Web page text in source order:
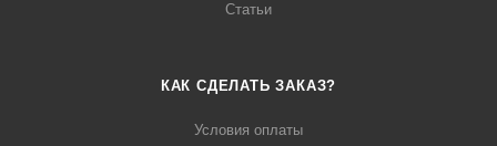
Статьи
КАК СДЕЛАТЬ ЗАКАЗ?
Условия оплаты